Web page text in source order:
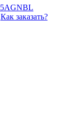
Как заказать?